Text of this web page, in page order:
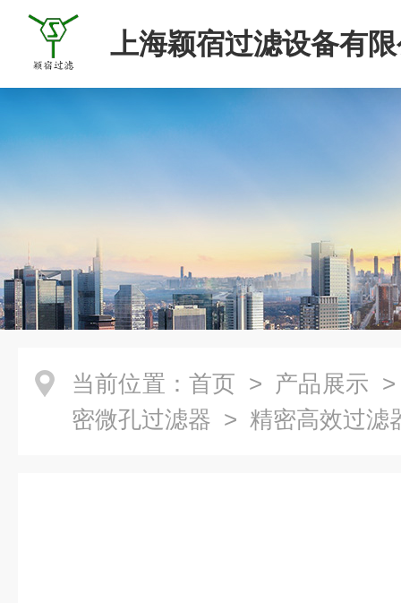
上海颖宿过滤设备有
当前位置： 首页 > 产品展示
密微孔过滤器 > 精密高效过滤